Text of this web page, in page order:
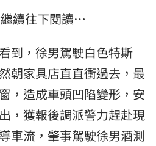
續往下閱讀…
到，徐男駕駛白色特斯
朝家具店直直衝過去，最
，造成車頭凹陷變形，安
，獲報後調派警力趕赴現
車流，肇事駕駛徐男酒測